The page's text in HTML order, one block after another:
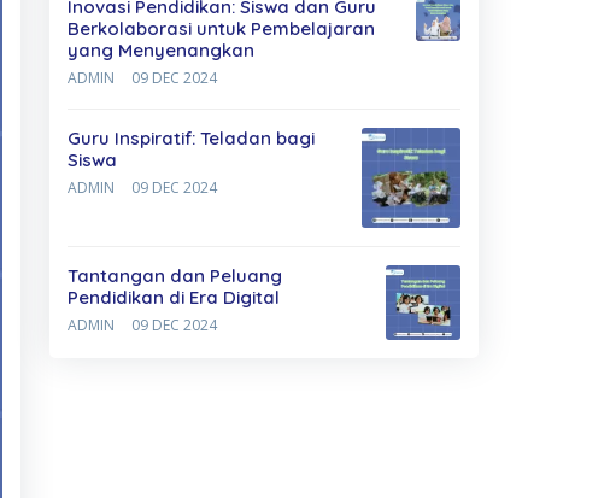
Inovasi Pendidikan: Siswa dan Guru
Berkolaborasi untuk Pembelajaran
yang Menyenangkan
ADMIN 09 DEC 2024
Guru Inspiratif: Teladan bagi
Siswa
ADMIN 09 DEC 2024
Tantangan dan Peluang
Pendidikan di Era Digital
ADMIN 09 DEC 2024